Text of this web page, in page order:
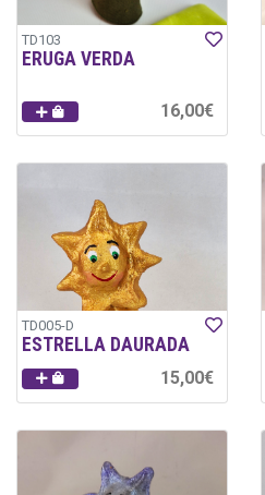
TD103
ERUGA VERDA
16,00€
TD005-D
ESTRELLA DAURADA
15,00€